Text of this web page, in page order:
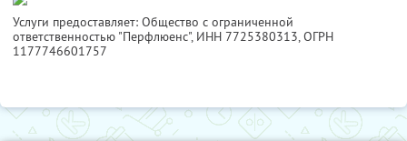
Услуги предоставляет: Общество с ограниченной
ответственностью "Перфлюенс", ИНН 7725380313, ОГРН
1177746601757